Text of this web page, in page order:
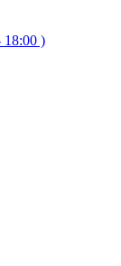
18:00 )